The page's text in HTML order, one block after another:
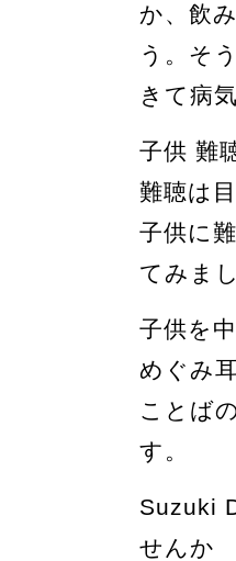
か、飲
う。そ
きて病
子供 難
難聴は
子供に
てみま
子供を
めぐみ
ことば
す。
Suzuki
せんか